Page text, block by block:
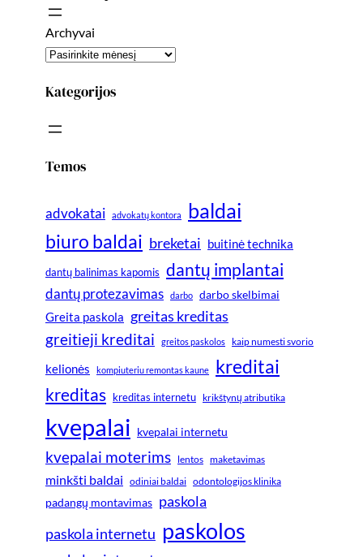
Archyvai
Kategorijos
Temos
advokatai advokatų kontora baldai
biuro baldai breketai buitinė technika
dantų balinimas kapomis dantų implantai
dantų protezavimas darbo darbo skelbimai
Greita paskola greitas kreditas
greitieji kreditai greitos paskolos kaip numesti svorio
kelionės kompiuteriu remontas kaune kreditai
kreditas kreditas internetu krikštynų atributika
kvepalai kvepalai internetu
kvepalai moterims lentos maketavimas
minkšti baldai odiniai baldai odontologijos klinika
padangų montavimas paskola
paskola internetu paskolos